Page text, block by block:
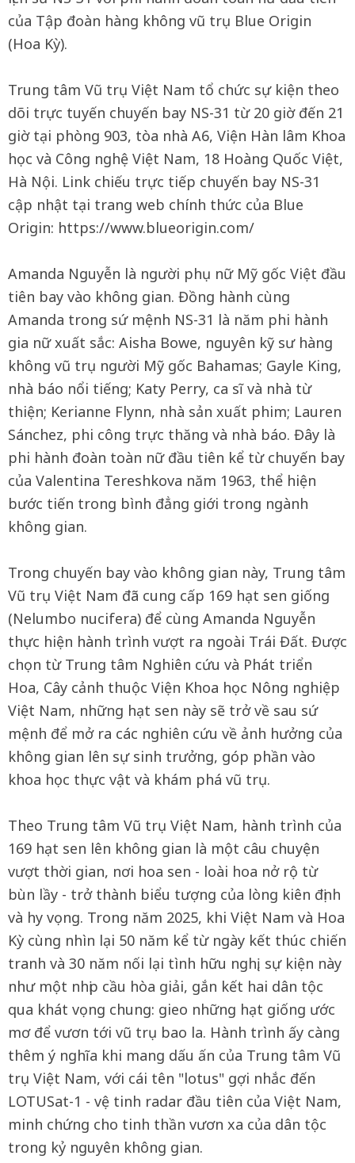
của Tập đoàn hàng không vũ trụ Blue Origin
(Hoa Kỳ).
Trung tâm Vũ trụ Việt Nam tổ chức sự kiện theo
dõi trực tuyến chuyến bay NS-31 từ 20 giờ đến 21
giờ tại phòng 903, tòa nhà A6, Viện Hàn lâm Khoa
học và Công nghệ Việt Nam, 18 Hoàng Quốc Việt,
Hà Nội. Link chiếu trực tiếp chuyến bay NS-31
cập nhật tại trang web chính thức của Blue
Origin: https://www.blueorigin.com/
Amanda Nguyễn là người phụ nữ Mỹ gốc Việt đầu
tiên bay vào không gian. Đồng hành cùng
Amanda trong sứ mệnh NS-31 là năm phi hành
gia nữ xuất sắc: Aisha Bowe, nguyên kỹ sư hàng
không vũ trụ người Mỹ gốc Bahamas; Gayle King,
nhà báo nổi tiếng; Katy Perry, ca sĩ và nhà từ
thiện; Kerianne Flynn, nhà sản xuất phim; Lauren
Sánchez, phi công trực thăng và nhà báo. Đây là
phi hành đoàn toàn nữ đầu tiên kể từ chuyến bay
của Valentina Tereshkova năm 1963, thể hiện
bước tiến trong bình đẳng giới trong ngành
không gian.
Trong chuyến bay vào không gian này, Trung tâm
Vũ trụ Việt Nam đã cung cấp 169 hạt sen giống
(Nelumbo nucifera) để cùng Amanda Nguyễn
thực hiện hành trình vượt ra ngoài Trái Đất. Được
chọn từ Trung tâm Nghiên cứu và Phát triển
Hoa, Cây cảnh thuộc Viện Khoa học Nông nghiệp
Việt Nam, những hạt sen này sẽ trở về sau sứ
mệnh để mở ra các nghiên cứu về ảnh hưởng của
không gian lên sự sinh trưởng, góp phần vào
khoa học thực vật và khám phá vũ trụ.
Theo Trung tâm Vũ trụ Việt Nam, hành trình của
169 hạt sen lên không gian là một câu chuyện
vượt thời gian, nơi hoa sen - loài hoa nở rộ từ
bùn lầy - trở thành biểu tượng của lòng kiên định
và hy vọng. Trong năm 2025, khi Việt Nam và Hoa
Kỳ cùng nhìn lại 50 năm kể từ ngày kết thúc chiến
tranh và 30 năm nối lại tình hữu nghị, sự kiện này
như một nhịp cầu hòa giải, gắn kết hai dân tộc
qua khát vọng chung: gieo những hạt giống ước
mơ để vươn tới vũ trụ bao la. Hành trình ấy càng
thêm ý nghĩa khi mang dấu ấn của Trung tâm Vũ
trụ Việt Nam, với cái tên "lotus" gợi nhắc đến
LOTUSat-1 - vệ tinh radar đầu tiên của Việt Nam,
minh chứng cho tinh thần vươn xa của dân tộc
trong kỷ nguyên không gian.